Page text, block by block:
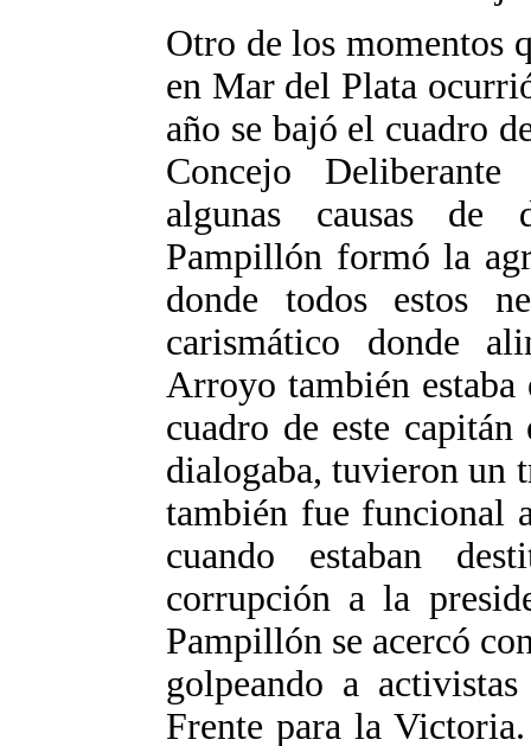
Otro de los momentos
en Mar del Plata
año se bajó el cuadro
Concejo
algunas causas de
Pampillón formó la
donde todos estos
carismático donde
Arroyo también estaba
cuadro de este capitán
dialogaba, tuvieron un
también fue funcional
cuando estaban
corrupción a la
Pampillón se acercó
golpeando a
Frente para la